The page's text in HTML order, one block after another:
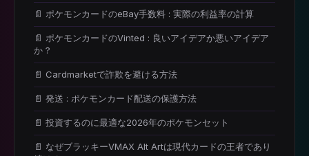
📄 ポケモンカードのeBay手数料 : 実際の利益率の計算
📄 ポケモンカードのVinted : 良いアイデアか悪いアイデア
か ?
📄 Cardmarketで詐欺を避ける方法
📄 発送 : ポケモンカード配送の保護方法
📄 投資するのに最適な2026年のポケモンセット
📄 なぜブラッキーVMAX Alt Artは現代カードの王者であり